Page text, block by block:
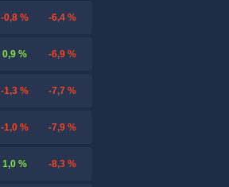
-0,8 % -6,4 %
0,9 % -6,9 %
-1,3 % -7,7 %
-1,0 % -7,9 %
1,0 % -8,3 %